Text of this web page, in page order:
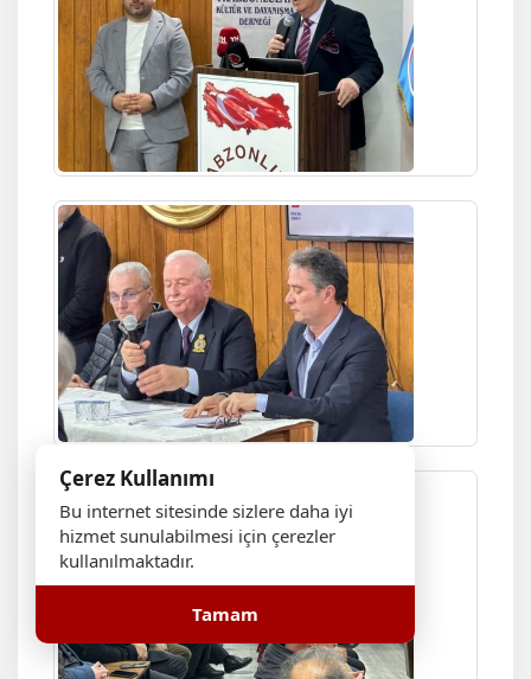
Çerez Kullanımı
Bu internet sitesinde sizlere daha iyi
hizmet sunulabilmesi için çerezler
kullanılmaktadır.
Tamam